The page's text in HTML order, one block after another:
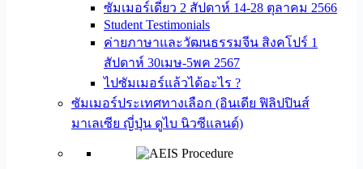
ซัมเมอร์เดี่ยว 2 สัปดาห์ 14-28 ตุลาคม 2566
Student Testimonials
ค่ายภาษาและวัฒนธรรมจีน สิงคโปร์ 1
สัปดาห์ 30เมษ-5พค 2567
ไปซัมเมอร์แล้วได้อะไร ?
ซัมเมอร์ประเทศทางเลือก (อินเดีย ฟิลิปปินส์
มาเลเซีย ญี่ปุ่น ดูไบ นิวซีแลนด์)